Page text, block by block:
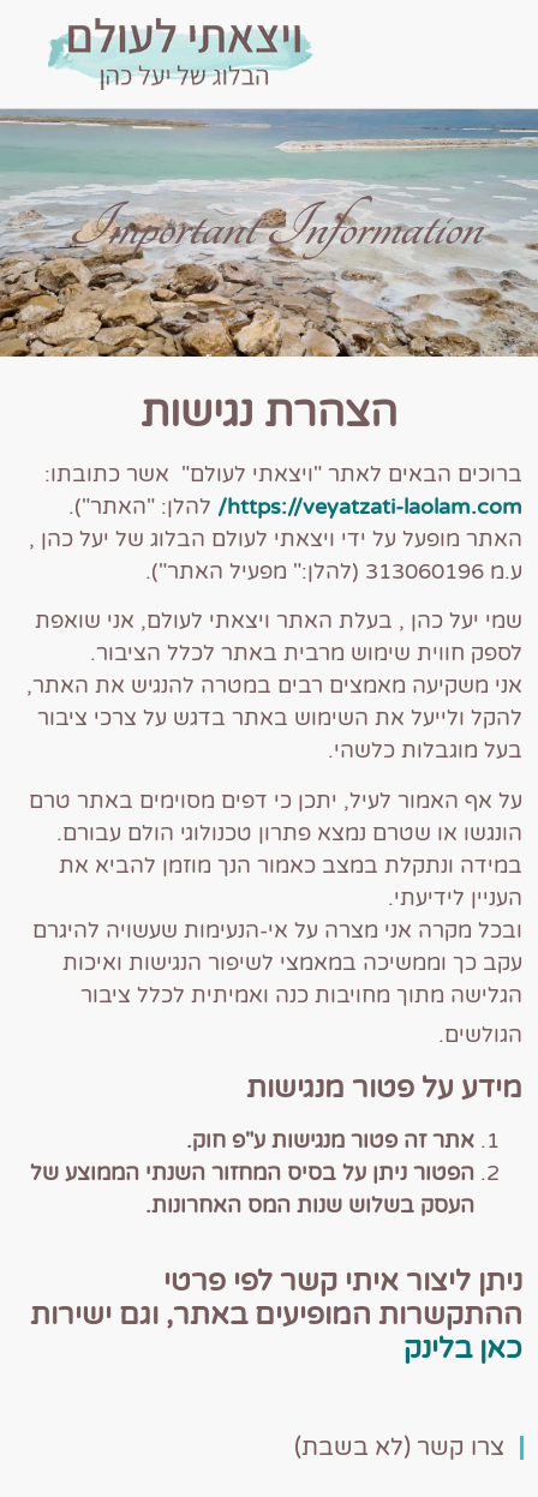
Important Information
הצהרת נגישות
ברוכים הבאים לאתר "ויצאתי לעולם" אשר כתובתו:
https://veyatzati-laolam.com/
להלן: "האתר").
האתר מופעל על ידי ויצאתי לעולם הבלוג של יעל כהן ,
ע.מ 313060196 (להלן:" מפעיל האתר").
שמי יעל כהן , בעלת האתר ויצאתי לעולם, אני שואפת
לספק חווית שימוש מרבית באתר לכלל הציבור.
אני משקיעה מאמצים רבים במטרה להנגיש את האתר,
להקל ולייעל את השימוש באתר בדגש על צרכי ציבור
בעל מוגבלות כלשהי.
על אף האמור לעיל, יתכן כי דפים מסוימים באתר טרם
הונגשו או שטרם נמצא פתרון טכנולוגי הולם עבורם.
במידה ונתקלת במצב כאמור הנך מוזמן להביא את
העניין לידיעתי.
ובכל מקרה אני מצרה על אי-הנעימות שעשויה להיגרם
עקב כך וממשיכה במאמצי לשיפור הנגישות ואיכות
הגלישה מתוך מחויבות כנה ואמיתית לכלל ציבור
הגולשים.
מידע על פטור מנגישות
אתר זה פטור מנגישות ע"פ חוק.
הפטור ניתן על בסיס המחזור השנתי הממוצע של
העסק בשלוש שנות המס האחרונות.
ניתן ליצור איתי קשר לפי פרטי
ההתקשרות המופיעים באתר, וגם ישירות
כאן בלינק
צרו קשר (לא בשבת)